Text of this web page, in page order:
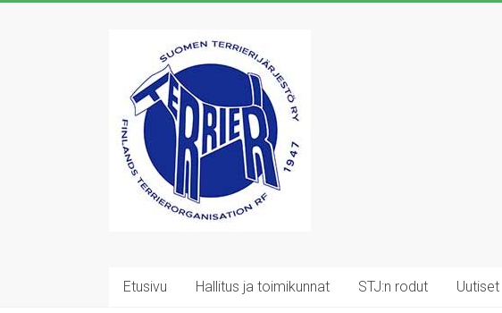
Suomen
Terrierijärjestö
ry
23
terrierirodun
rotujärjestö
Etusivu Hallitus ja toimikunnat STJ:n rodut Uutiset